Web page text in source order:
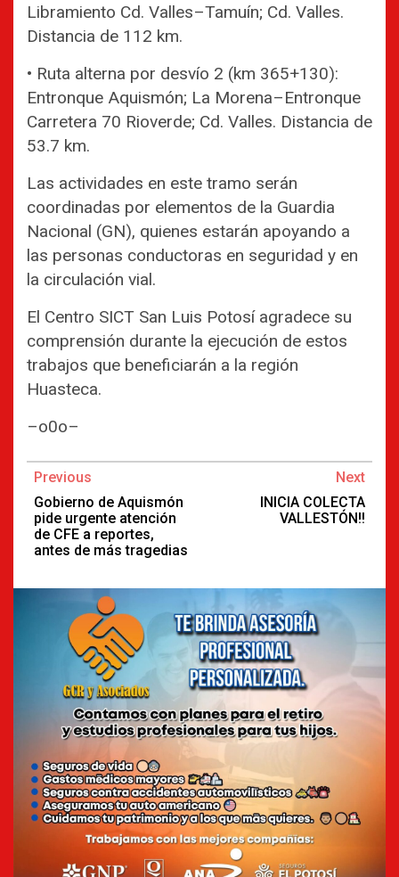
Libramiento Cd. Valles–Tamuín; Cd. Valles.
Distancia de 112 km.
• Ruta alterna por desvío 2 (km 365+130):
Entronque Aquismón; La Morena–Entronque
Carretera 70 Rioverde; Cd. Valles. Distancia de
53.7 km.
Las actividades en este tramo serán
coordinadas por elementos de la Guardia
Nacional (GN), quienes estarán apoyando a
las personas conductoras en seguridad y en
la circulación vial.
El Centro SICT San Luis Potosí agradece su
comprensión durante la ejecución de estos
trabajos que beneficiarán a la región
Huasteca.
–o0o–
Continue
Reading
Previous
Gobierno de Aquismón
pide urgente atención
de CFE a reportes,
antes de más tragedias
Next
INICIA COLECTA
VALLESTÓN!!